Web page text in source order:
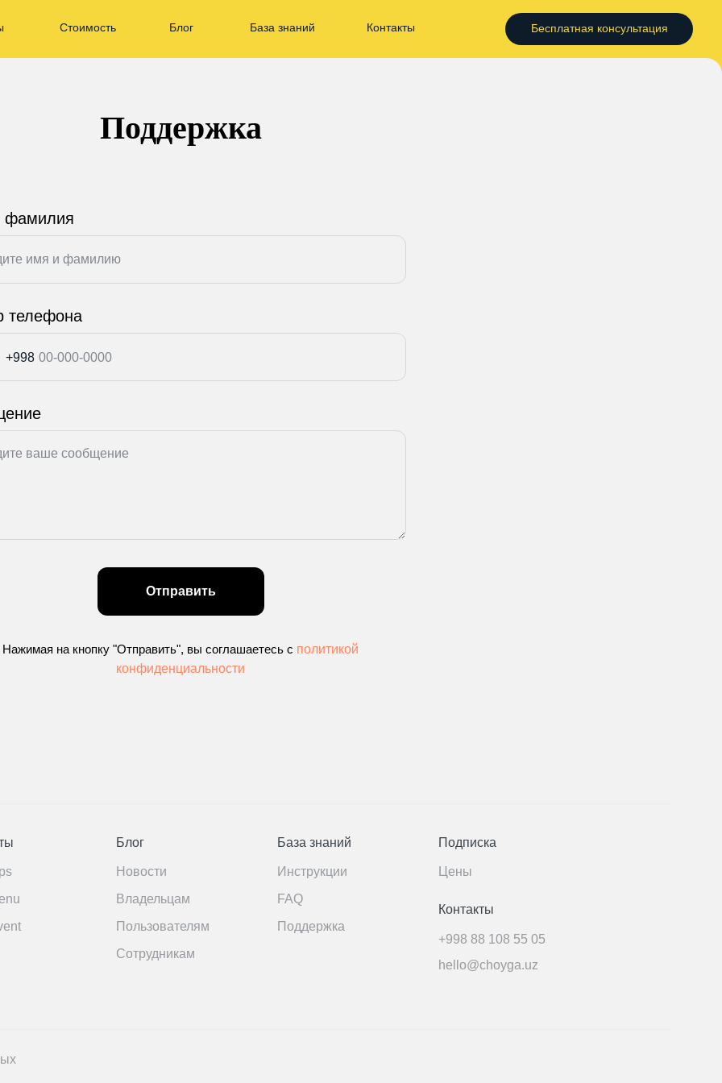
Бесплатная консультация
Контакты
Стоимость База знаний
Блог
Поддержка
фамилия
телефона
+998
Отправить
Нажимая на кнопку "Отправить", вы соглашаетесь с политикой
конфиденциальности
Блог
Пользователям
Сотрудникам
Владельцам
Новости
База знаний
Поддержка
FAQ
Инструкции
Подписка
Цены
Контакты
hello@choyga.uz
+998 88 108 55 05